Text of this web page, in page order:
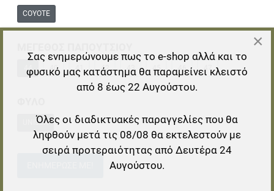
COYOTE
44 40 41 42 43 45 46 47
UNISEX
×
Σας ενημερώνουμε πως το e-shop αλλά και το
φυσικό μας κατάστημα θα παραμείνει κλειστό
από 8 έως 22 Αυγούστου.
Όλες οι διαδικτυακές παραγγελίες που θα
ληφθούν μετά τις 08/08 θα εκτελεστούν με
σειρά προτεραιότητας από Δευτέρα 24
Αυγούστου.